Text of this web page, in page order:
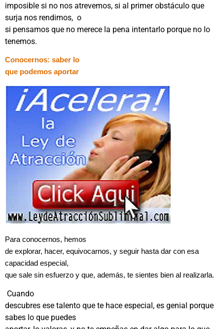
imposible si no nos atrevemos, si al primer obstáculo que
surja nos rendimos, o
si pensamos que no merece la pena intentarlo porque no lo
tenemos.
Conocernos: saber lo
que podemos aportar
Para conocernos, hemos
de explorar, hacer, equivocarnos, y seguir hasta dar con esa
capacidad especial,
que sale sin esfuerzo y que, además, te sientes bien al realizarla.
Cuando
descubres ese talento que te hace especial, es genial porque
sabes lo que puedes